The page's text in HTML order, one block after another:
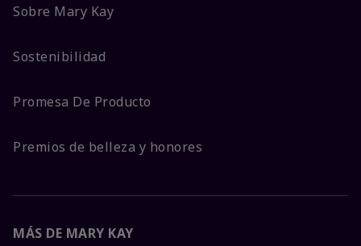
Sobre Mary Kay
Sostenibilidad
Promesa De Producto
Premios de belleza y honores
MÁS DE MARY KAY